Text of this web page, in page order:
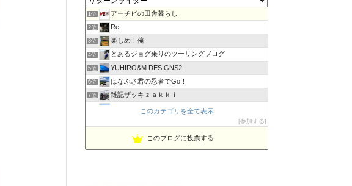
1位 アーチビの田舎暮らし
2位 Re:
3位 楽しめ！俺
4位 とあるジョグ乗りのツーリングブログ
5位 YUHIRO&M DESIGNS2
6位 はなぶさ君の忍者でGo！
7位 雑記ザッキｚａｋｋｉ
PBOYS-BLUE
◆Akira's Candid Photography
11位 ビーテック・ジャーニー
このカテゴリを全て表示
参加する
このブログに投票する